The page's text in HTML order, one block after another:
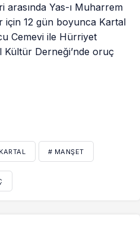
Yas-ı Muharrem
için 12 gün boyunca Kartal
Cemevi ile Hürriyet
Derneği’nde oruç
# MANŞET